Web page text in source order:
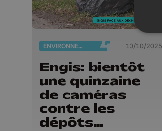
ENVIRONNEMENT 10/10/2025
Engis: bientôt
une quinzaine
de caméras
contre les
dépôts